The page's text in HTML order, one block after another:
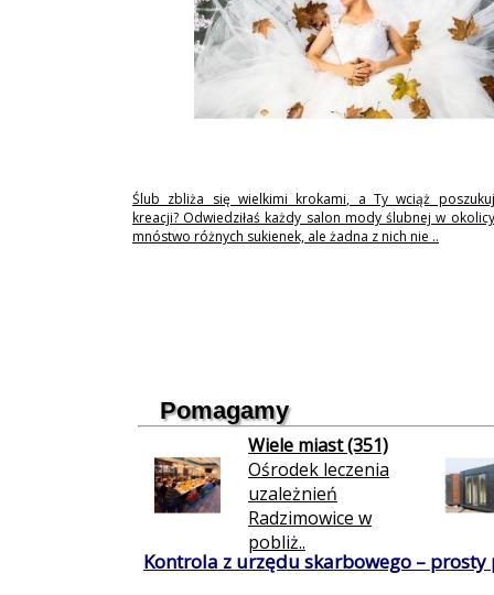
Ślub zbliża się wielkimi krokami, a Ty wciąż
kreacji? Odwiedziłaś każdy salon mody ślubnej w
mnóstwo różnych sukienek, ale żadna z nich nie ..
Pomagamy
Wiele miast (351)
Ośrodek leczenia
uzależnień
Radzimowice w
pobliż..
Kontrola z urzędu skarbowego –